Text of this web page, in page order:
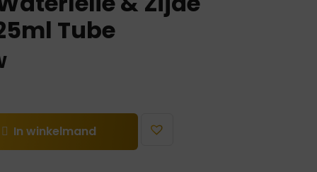
Tube
In winkelmand